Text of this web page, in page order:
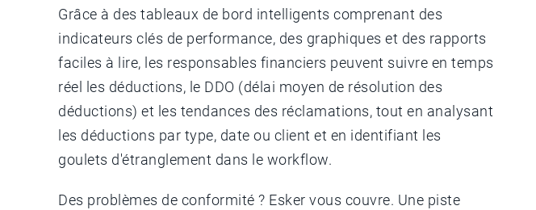
Grâce à des tableaux de bord intelligents comprenant des
indicateurs clés de performance, des graphiques et des rapports
faciles à lire, les responsables financiers peuvent suivre en temps
réel les déductions, le DDO (délai moyen de résolution des
déductions) et les tendances des réclamations, tout en analysant
les déductions par type, date ou client et en identifiant les
goulets d'étranglement dans le workflow.
Des problèmes de conformité ? Esker vous couvre. Une piste